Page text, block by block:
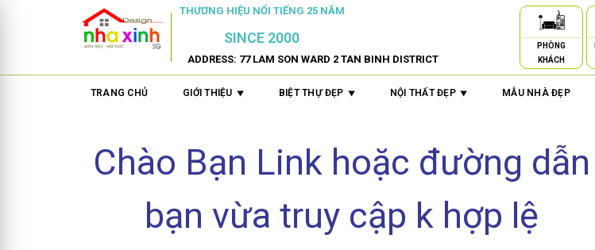
THƯƠNG HIỆU NỔI TIẾNG 25 NĂM
SINCE 2000
ADDRESS: 77 LAM SON WARD 2 TAN BINH DISTRICT
PHÒNG
KHÁCH
TRANG CHỦ GIỚI THIỆU BIỆT THỰ ĐẸP NỘI THẤT ĐẸP MẪU NHÀ ĐẸP
Chào Bạn Link hoặc đường dẫn
bạn vừa truy cập k hợp lệ